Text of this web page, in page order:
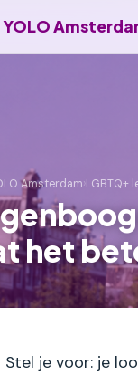
YOLO
Amsterdam›LGBTQ+
het
Stel je voor: je